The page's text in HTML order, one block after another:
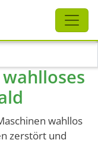
wahllos
zerstört und
Schliessen